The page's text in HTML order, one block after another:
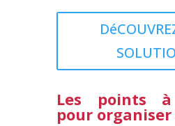
Les points
pour organiser